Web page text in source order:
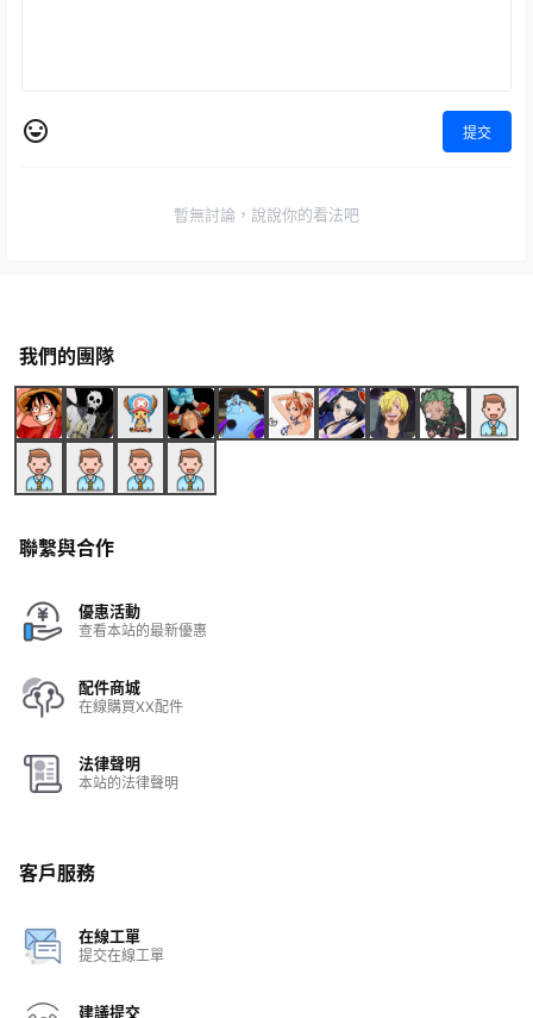
提交
暫無討論，說說你的看法吧
我們的團隊
聯繫與合作
優惠活動
查看本站的最新優惠
配件商城
在線購買XX配件
法律聲明
本站的法律聲明
客戶服務
在線工單
提交在線工單
建議提交